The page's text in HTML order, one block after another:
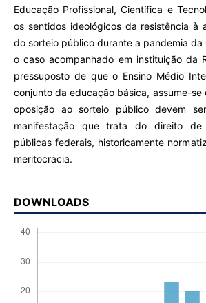
Educação Profissional, Científica e
os sentidos ideológicos da resistência à
do sorteio público durante a pandemia
o caso acompanhado em instituição da
pressuposto de que o Ensino Médio
conjunto da educação básica, assume-se
oposição ao sorteio público devem
manifestação que trata do direito de
públicas federais, historicamente
meritocracia.
DOWNLOADS